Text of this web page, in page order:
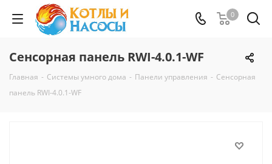
0
Cенсорная панель RWI-4.0.1-WF
Главная - Системы умного дома - Панели управления - Cенсорная
панель RWI-4.0.1-WF